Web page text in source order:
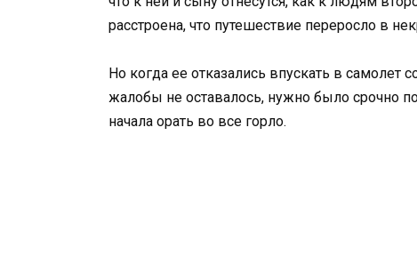
расстроена, что путешествие переросло в
Но когда ее отказались впускать в самолет
жалобы не оставалось, нужно было срочно
начала орать во все горло.